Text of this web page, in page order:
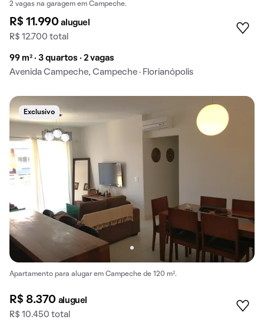
2 vagas na garagem em Campeche.
R$ 11.990aluguel
R$ 12.700 total
99 m² · 3 quartos · 2 vagas
Avenida Campeche, Campeche · Florianópolis
Exclusivo
Apartamento para alugar em Campeche de 120 m².
R$ 8.370 aluguel
R$ 10.450 total